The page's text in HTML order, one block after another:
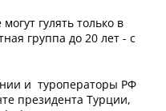
гулять только в
группа до 20 лет - с
и туроператоры РФ
президента Турции,